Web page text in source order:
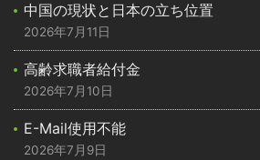
中国の現状と日本の立ち位置
2026年7月11日
高齢求職者給付金
2026年7月10日
E-Mail使用不能
2026年7月9日